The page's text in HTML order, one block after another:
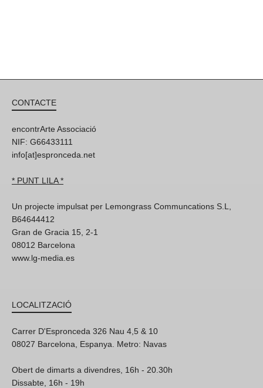
CONTACTE
encontrArte Associació
NIF: G66433111
info[at]espronceda.net
* PUNT LILA *
Un projecte impulsat per Lemongrass Communcations S.L,
B64644412
Gran de Gracia 15, 2-1
08012 Barcelona
www.lg-media.es
LOCALITZACIÓ
Carrer D'Espronceda 326 Nau 4,5 & 10
08027 Barcelona, Espanya. Metro: Navas
Obert de dimarts a divendres, 16h - 20.30h
Dissabte, 16h - 19h